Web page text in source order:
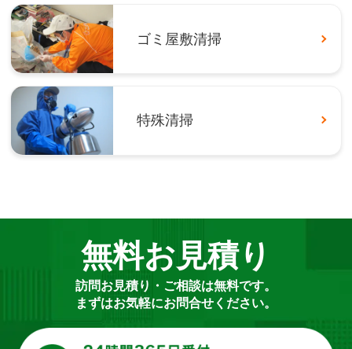
ゴミ屋敷清掃
特殊清掃
無料お見積り
訪問お見積り・ご相談は無料です。
まずはお気軽にお問合せください。